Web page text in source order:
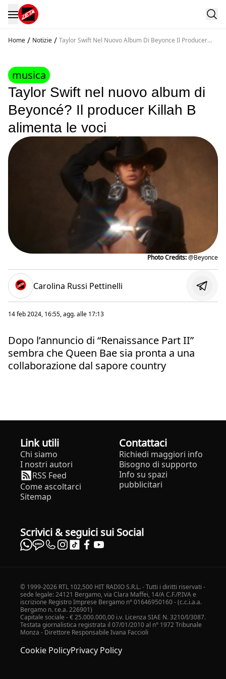
Home / Notizie / Taylor Swift Nel Nuovo Album Di Beyonce Il Producer
musica
Taylor Swift nel nuovo album di
Beyoncé? Il producer Killah B
alimenta le voci
Photo Credits:@Beyonce
Carolina Russi Pettinelli
14 feb 2024, 16:55, agg. alle 17:13
Dopo l’annuncio di “Renaissance Part II”
sembra che Queen Bae sia pronta a una
collaborazione dal sapore country
Link utili
Chi siamo
I nostri autori
RSS Feed
Come ascoltarci
Sitemap
Contattaci
Richiedi maggiori info
Bisogno di supporto
Info su spazi
pubblicitari
Scrivici & seguici sui Social
© 1999-2026 RTL 102,500 HIT RADIO S.R.L. - Tutti i diritti riservati -
sede legale: 24121 Bergamo, via Clara Maffei, 14/A C.F./P.IVA e
iscrizione Registro Imprese Bergamo n° 01646950160 - (c.c.i.a.a.
Bergamo n. r.e.a. 226901)
Capitale sociale - € 25.000.000,00 i.v. Licenza SIAE N. 3210/I/3087.
Testata giornalistica registrata il 07/01/2010 al n° 1972 Tribunale
Monza - Direttore Responsabile Ivana Faccioli
Cookie PolicyPrivacy Policy